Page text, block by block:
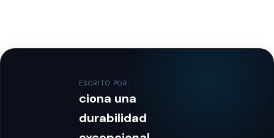
ESCRITO POR
ciona una
durabilidad